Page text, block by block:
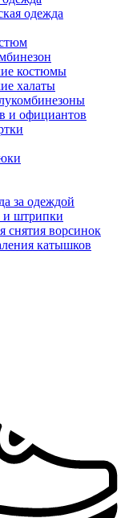
одежда
костюмы
халаты
и официантов
за одеждой
и штрипки
снятия ворсинок
катышков